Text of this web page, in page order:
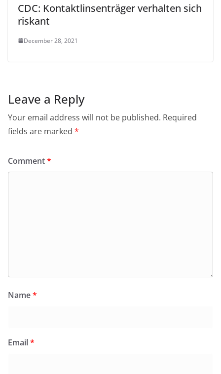
CDC: Kontaktlinsenträger verhalten sich
riskant
December 28, 2021
Leave a Reply
Your email address will not be published. Required
fields are marked *
Comment*
Name*
Email*